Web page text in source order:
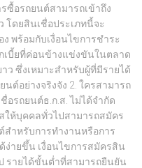
ซื้อรถยนต์สามารถเข้าถึง
โดยสินเชื่อประเภทนี้จะ
พร้อมกับเงื่อนไขการชำระ
เบี้ยที่ค่อนข้างแข่งขันในตลาด
ว ซึ่งเหมาะสำหรับผู้ที่มีรายได้
ต์อย่างจริงจัง 2. ใครสามารถ
อรถยนต์ธ.ก.ส. ไม่ได้จำกัด
ให้บุคคลทั่วไปสามารถสมัคร
สำหรับการทำงานหรือการ
ง่ายขึ้น เงื่อนไขการสมัครสิน
รายได้ขั้นต่ำที่สามารถยืนยัน